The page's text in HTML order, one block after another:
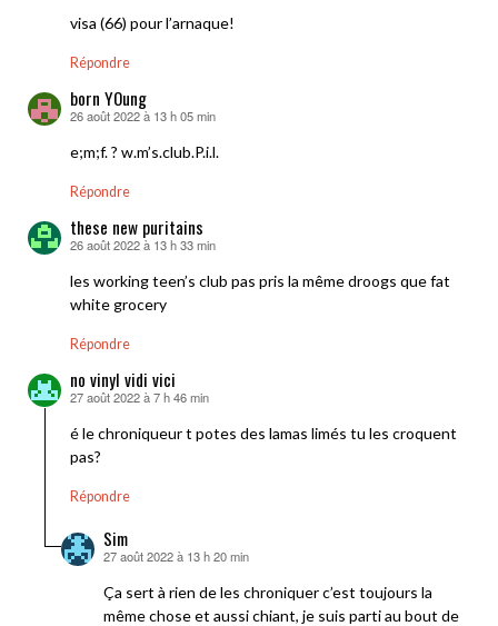
visa (66) pour l’arnaque!
Répondre
born YOung
dit :
26 août 2022 à 13 h 05 min
e;m;f. ? w.m’s.club.P.i.l.
Répondre
these new puritains
dit :
26 août 2022 à 13 h 33 min
les working teen’s club pas pris la même droogs que fat
white grocery
Répondre
no vinyl vidi vici
dit :
27 août 2022 à 7 h 46 min
é le chroniqueur t potes des lamas limés tu les croquent
pas?
Répondre
Sim
dit :
27 août 2022 à 13 h 20 min
Ça sert à rien de les chroniquer c’est toujours la
même chose et aussi chiant, je suis parti au bout de